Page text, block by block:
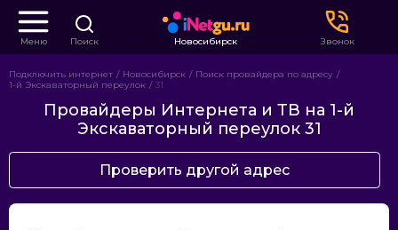
Меню Поиск Новосибирск Звонок
Подключить интернет Новосибирск
Поиск провайдера по адресу
1-й Экскаваторный переулок
31
Провайдеры Интернета и ТВ на 1-й
Экскаваторный переулок 31
Проверить другой адрес